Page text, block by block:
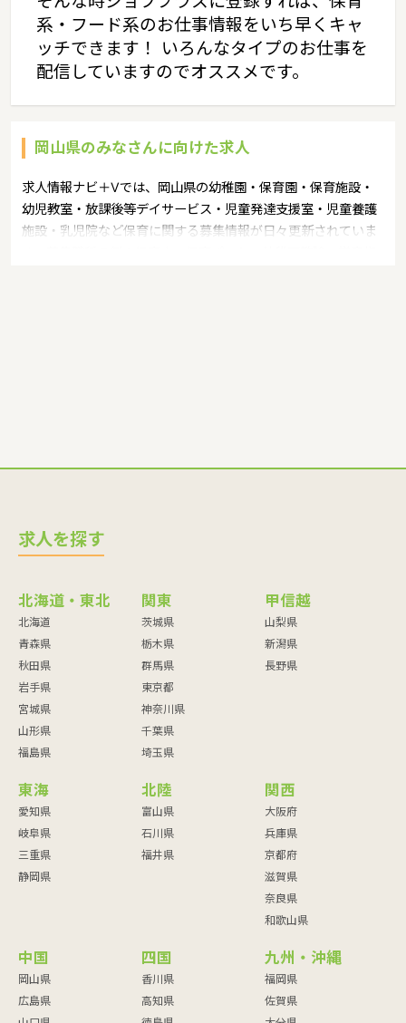
系・フード系のお仕事情報をいち早くキャ
ッチできます！ いろんなタイプのお仕事を
配信していますのでオススメです。
岡山県のみなさんに向けた求人
求人情報ナビ＋Vでは、岡山県の幼稚園・保育園・保育施設・
幼児教室・放課後等デイサービス・児童発達支援室・児童養護
施設・乳児院など保育に関する募集情報が日々更新されていま
求人を探す
北海道・東北
北海道
青森県
秋田県
岩手県
宮城県
山形県
福島県
関東
茨城県
栃木県
群馬県
東京都
神奈川県
千葉県
埼玉県
甲信越
山梨県
新潟県
長野県
東海
愛知県
岐阜県
三重県
静岡県
北陸
富山県
石川県
福井県
関西
大阪府
兵庫県
京都府
滋賀県
奈良県
和歌山県
中国
岡山県
広島県
四国
香川県
高知県
九州・沖縄
福岡県
佐賀県